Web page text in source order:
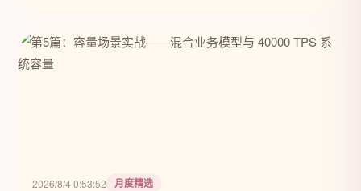
2026/8/4 0:53:52 月度精选